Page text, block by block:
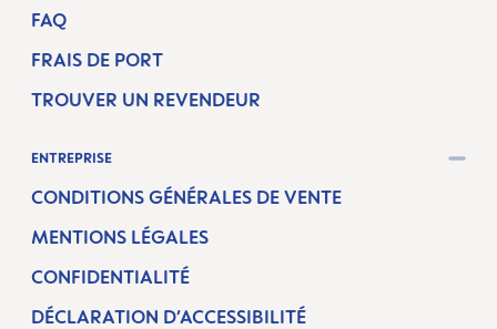
FAQ
FRAIS DE PORT
TROUVER UN REVENDEUR
ENTREPRISE
CONDITIONS GÉNÉRALES DE VENTE
MENTIONS LÉGALES
CONFIDENTIALITÉ
DÉCLARATION D’ACCESSIBILITÉ